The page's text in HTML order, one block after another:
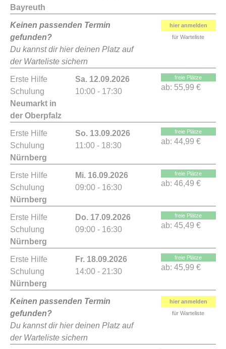
Bayreuth
Keinen passenden Termin
gefunden?
Du kannst dir hier deinen Platz auf
der Warteliste sichern
hier anmelden
für Warteliste
Erste Hilfe
Schulung
Neumarkt in
der Oberpfalz
Sa. 12.09.2026
10:00 - 17:30
freie Plätze
ab: 55,99 €
Erste Hilfe
Schulung
Nürnberg
So. 13.09.2026
11:00 - 18:30
freie Plätze
ab: 44,99 €
Erste Hilfe
Schulung
Nürnberg
Mi. 16.09.2026
09:00 - 16:30
freie Plätze
ab: 46,49 €
Erste Hilfe
Schulung
Nürnberg
Do. 17.09.2026
09:00 - 16:30
freie Plätze
ab: 45,49 €
Erste Hilfe
Schulung
Nürnberg
Fr. 18.09.2026
14:00 - 21:30
freie Plätze
ab: 45,99 €
Keinen passenden Termin
gefunden?
Du kannst dir hier deinen Platz auf
der Warteliste sichern
hier anmelden
für Warteliste